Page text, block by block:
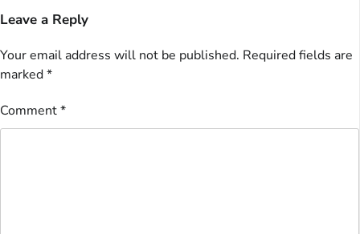
Leave a Reply
Your email address will not be published. Required fields are
marked*
Comment*